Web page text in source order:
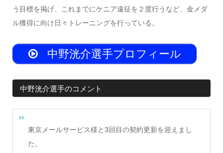
う目標を掲げ、これまでにケニア遠征を２度行うなど、金メダ
ル獲得に向け日々トレーニングを行っている。
中野洸介選手プロフィール
中野洸介選手のコメント
東京メールサービス様と3回目の契約更新を迎えまし
た。